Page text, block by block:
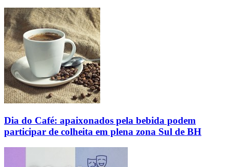
Dia do Café: apaixonados pela bebida podem
participar de colheita em plena zona Sul de BH